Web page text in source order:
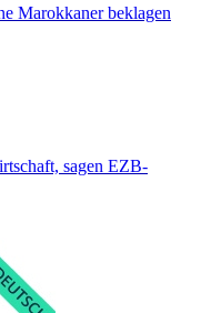
Marokkaner beklagen
sagen EZB-